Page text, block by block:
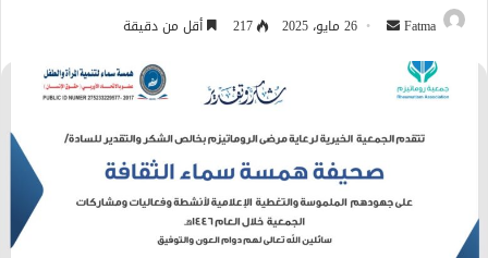
Fatma
أرسل 26 مايو، 2025 217 أقل من دقيقة